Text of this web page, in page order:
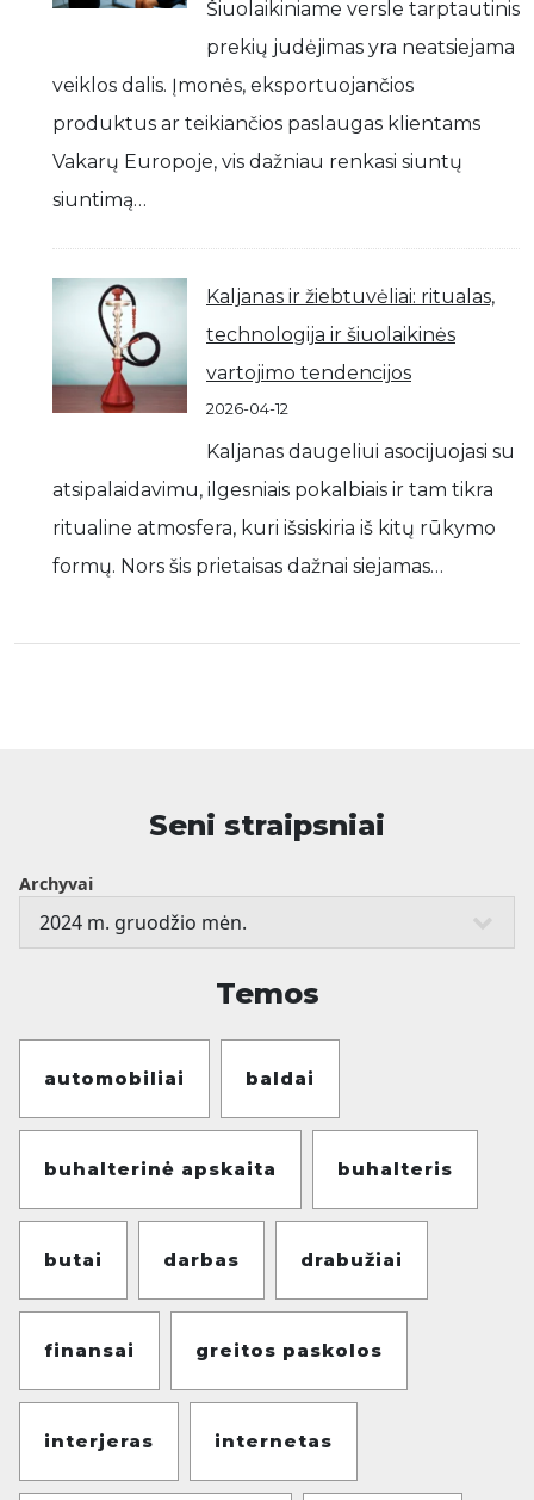
Šiuolaikiniame versle tarptautinis
prekių judėjimas yra neatsiejama
veiklos dalis. Įmonės, eksportuojančios
produktus ar teikiančios paslaugas klientams
Vakarų Europoje, vis dažniau renkasi siuntų
siuntimą…
Kaljanas ir žiebtuvėliai: ritualas,
technologija ir šiuolaikinės
vartojimo tendencijos
2026-04-12
Kaljanas daugeliui asocijuojasi su
atsipalaidavimu, ilgesniais pokalbiais ir tam tikra
ritualine atmosfera, kuri išsiskiria iš kitų rūkymo
formų. Nors šis prietaisas dažnai siejamas…
Seni straipsniai
Archyvai
Temos
automobiliai baldai
buhalterinė apskaita buhalteris
butai darbas drabužiai
finansai greitos paskolos
interjeras internetas